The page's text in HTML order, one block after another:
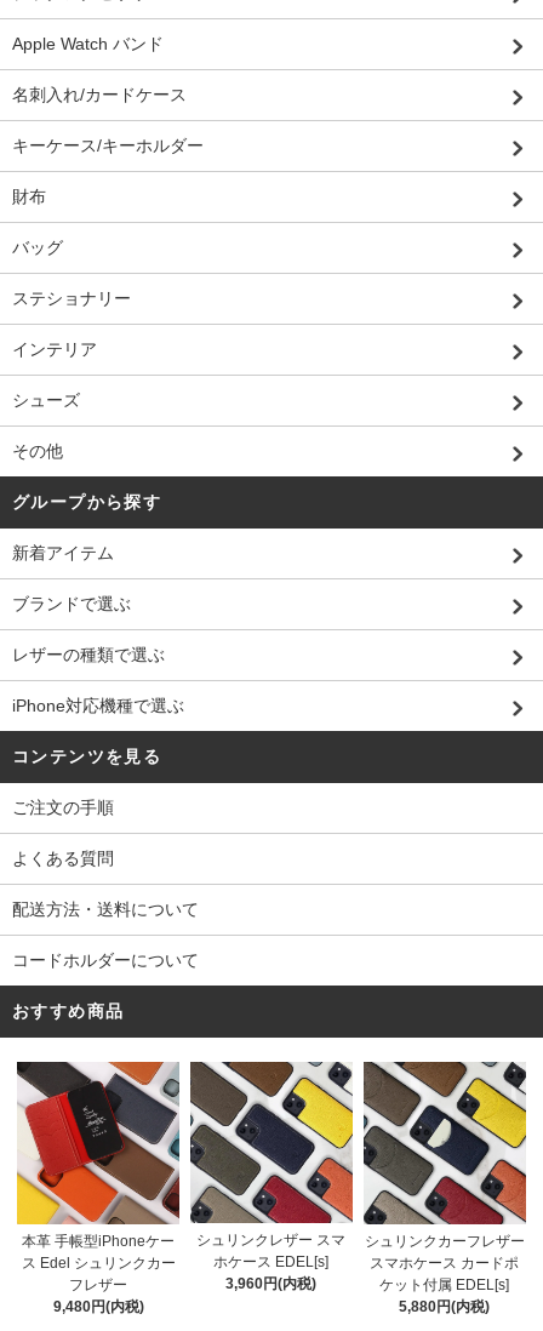
Apple Watch バンド
名刺入れ/カードケース
キーケース/キーホルダー
財布
バッグ
ステショナリー
インテリア
シューズ
その他
グループから探す
新着アイテム
ブランドで選ぶ
レザーの種類で選ぶ
iPhone対応機種で選ぶ
コンテンツを見る
ご注文の手順
よくある質問
配送方法・送料について
コードホルダーについて
おすすめ商品
本革 手帳型iPhoneケー
ス Edel シュリンクカー
フレザー
9,480円(内税)
シュリンクレザー スマ
ホケース EDEL[s]
3,960円(内税)
シュリンクカーフレザー
スマホケース カードポ
ケット付属 EDEL[s]
5,880円(内税)